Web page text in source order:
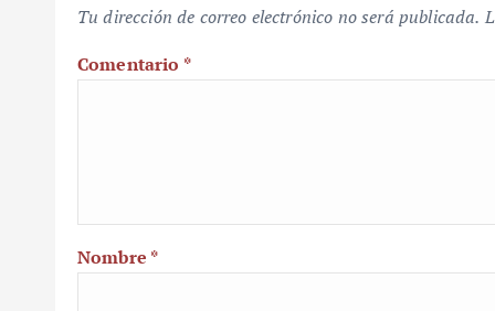
Tu dirección de correo electrónico no será publicada.
Comentario *
Nombre *